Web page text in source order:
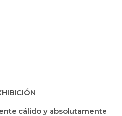
cálido y absolutamente